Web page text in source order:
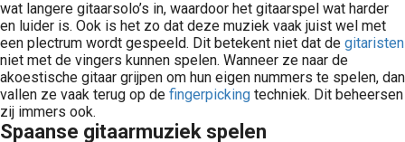
wat langere gitaarsolo’s in, waardoor het gitaarspel wat harder
en luider is. Ook is het zo dat deze muziek vaak juist wel met
een plectrum wordt gespeeld. Dit betekent niet dat de gitaristen
niet met de vingers kunnen spelen. Wanneer ze naar de
akoestische gitaar grijpen om hun eigen nummers te spelen, dan
vallen ze vaak terug op de fingerpicking techniek. Dit beheersen
zij immers ook.
Spaanse gitaarmuziek spelen